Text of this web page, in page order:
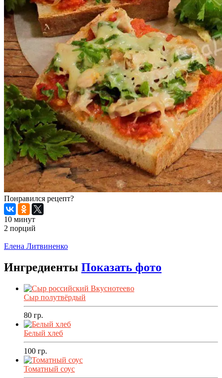
Понравился рецепт?
10 минут
2 порций
Елена Литвиненко
Ингредиенты Показать фото
Сыр полутвёрдый
80 гр.
Белый хлеб
100 гр.
Томатный соус